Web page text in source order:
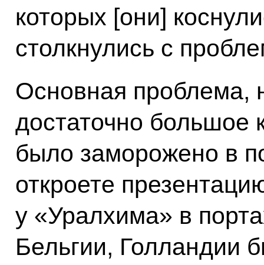
которых [они]
столкнулись с
Основная проблема,
достаточно большое
было заморожено в
откроете
у «Уралхима» в
Бельгии, Голландии